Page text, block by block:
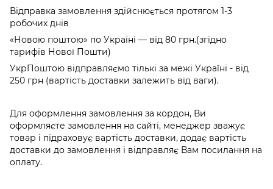
Відправка замовлення здійснюється протягом 1-3
робочих днів
«Новою поштою» по Україні — від 80 грн.(згідно
тарифів Нової Пошти)
УкрПоштою відправляємо тількі за межі Україні - від
250 грн (вартість доставки залежить від ваги).
Для оформлення замовлення за кордон, Ви
оформляєте замовлення на сайті, менеджер зважує
товар і підраховує вартість доставки, додає вартість
доставки до замовлення і відправляє Вам посилання на
оплату.